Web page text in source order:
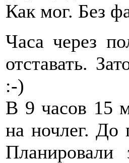
Как мог. Без
Часа через
отставать.
:-)
В 9 часов 15
на ночлег. До
Планировали